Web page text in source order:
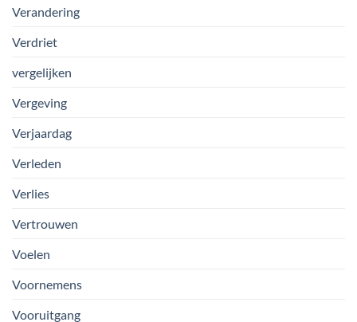
Verandering
Verdriet
vergelijken
Vergeving
Verjaardag
Verleden
Verlies
Vertrouwen
Voelen
Voornemens
Vooruitgang